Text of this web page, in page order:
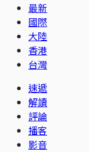
最新
國際
大陸
香港
台灣
速遞
解讀
評論
播客
影音